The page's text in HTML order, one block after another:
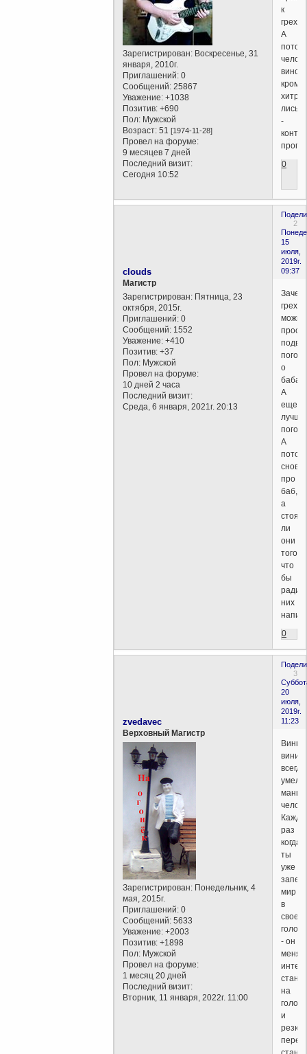
Зарегистрирован: Воскресенье, 31
января, 2010г.
Приглашений: 0
Сообщений: 25867
Уважение: +1038
Позитив: +690
Пол: Мужской
Возраст: 51[1974-11-28]
Провел на форуме:
9 месяцев 7 дней
Последний визит:
Сегодня 10:52
к
греху.
А
потом
кроме
лисы
-
0
2
15
июля,
2019г.
09:37
clouds
Магистр
Зарегистрирован: Пятница, 23
октября, 2015г.
Приглашений: 0
Сообщений: 1552
Уважение: +410
Позитив: +37
Пол: Мужской
Провел на форуме:
10 дней 2 часа
Последний визит:
Среда, 6 января, 2021г. 20:13
Зачем
грех,
можно
о
бабах.
А
еще
лучше
А
потом
снова
про
баб,
а
стоят
ли
они
того,
что
бы
ради
них
0
3
20
июля,
2019г.
11:23
zvedavec
Верховный Магистр
Зарегистрирован: Понедельник, 4
мая, 2015г.
Приглашений: 0
Сообщений: 5633
Уважение: +2003
Позитив: +1898
Пол: Мужской
Провел на форуме:
1 месяц 20 дней
Последний визит:
Вторник, 11 января, 2022г. 11:00
всегда
умело
раз
когда
ты
уже
мир
в
своей
голове
- он
на
голову,
и
резко